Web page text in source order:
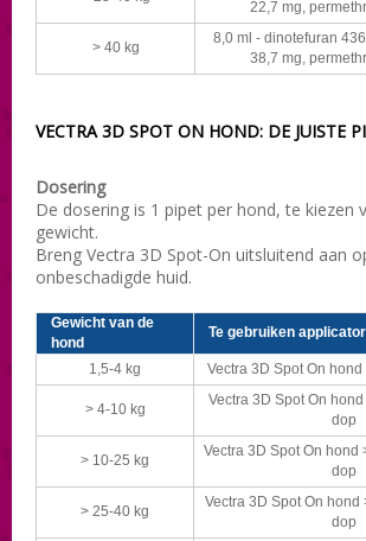
22,7 mg,
> 40 kg
8,0 ml - dinotefuran
38,7 mg,
VECTRA 3D SPOT ON HOND: DE JUISTE
Dosering
De dosering is 1 pipet per hond, te kiezen
gewicht.
Breng Vectra 3D Spot-On uitsluitend aan
onbeschadigde huid.
Gewicht van de
hond
Te gebruiken applicator
1,5-4 kg Vectra 3D Spot On
> 4-10 kg
Vectra 3D Spot On
dop
> 10-25 kg
Vectra 3D Spot On hond
dop
> 25-40 kg
Vectra 3D Spot On hond
dop